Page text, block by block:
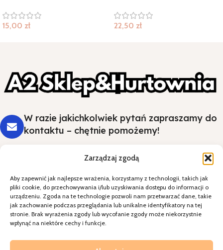
Zarządzaj zgodą
Aby zapewnić jak najlepsze wrażenia, korzystamy z technologii, takich jak
pliki cookie, do przechowywania i/lub uzyskiwania dostępu do informacji o
urządzeniu. Zgoda na te technologie pozwoli nam przetwarzać dane, takie
jak zachowanie podczas przeglądania lub unikalne identyfikatory na tej
stronie. Brak wyrażenia zgody lub wycofanie zgody może niekorzystnie
wpłynąć na niektóre cechy i funkcje.
15,00 zł 22,50 zł
W razie jakichkolwiek pytań zapraszamy do
kontaktu – chętnie pomożemy!
Styl i wygoda na Twoim stole - wybierz
jakość, która robi wrażenie.
Kategorie